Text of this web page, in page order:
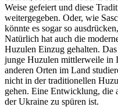
Weise gefeiert und diese
weitergegeben. Oder, wie
könnte es sogar so
Natürlich hat auch die
Huzulen Einzug gehalten.
junge Huzulen mittlerweile in
anderen Orten im Land
nicht in der traditionellen
gehen. Eine Entwicklung, die
der Ukraine zu spüren ist.